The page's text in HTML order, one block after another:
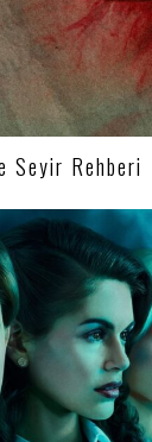
Seyir Rehberi